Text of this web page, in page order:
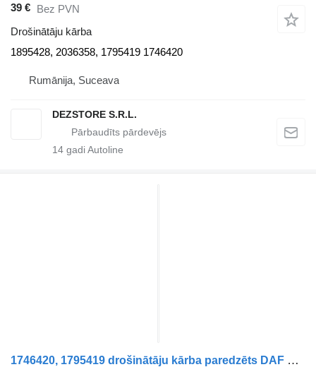
39 € Bez PVN
Drošinātāju kārba
1895428, 2036358, 1795419 1746420
Rumānija, Suceava
DEZSTORE S.R.L.
14 gadi Autoline
1746420, 1795419 drošinātāju kārba paredzēts DAF XF105 vilcēja